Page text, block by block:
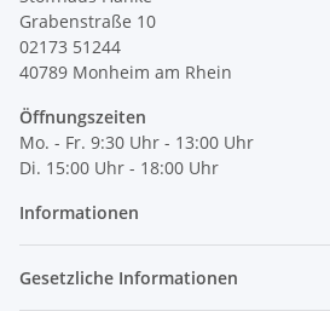
Grabenstraße 10
02173 51244
40789 Monheim am Rhein
Öffnungszeiten
Mo. - Fr. 9:30 Uhr - 13:00 Uhr
Di. 15:00 Uhr - 18:00 Uhr
Informationen
Gesetzliche Informationen